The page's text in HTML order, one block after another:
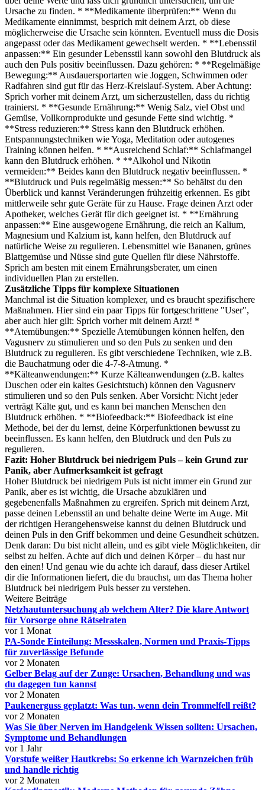
Ursache zu finden. * **Medikamente überprüfen:** Wenn du
Medikamente einnimmst, besprich mit deinem Arzt, ob diese
möglicherweise die Ursache sein könnten. Eventuell muss die Dosis
angepasst oder das Medikament gewechselt werden. * **Lebensstil
anpassen:** Ein gesunder Lebensstil kann sowohl den Blutdruck als
auch den Puls positiv beeinflussen. Dazu gehören: * **Regelmäßige
Bewegung:** Ausdauersportarten wie Joggen, Schwimmen oder
Radfahren sind gut für das Herz-Kreislauf-System. Aber Achtung:
Sprich vorher mit deinem Arzt, um sicherzustellen, dass du richtig
trainierst. * **Gesunde Ernährung:** Wenig Salz, viel Obst und
Gemüse, Vollkornprodukte und gesunde Fette sind wichtig. *
**Stress reduzieren:** Stress kann den Blutdruck erhöhen.
Entspannungstechniken wie Yoga, Meditation oder autogenes
Training können helfen. * **Ausreichend Schlaf:** Schlafmangel
kann den Blutdruck erhöhen. * **Alkohol und Nikotin
vermeiden:** Beides kann den Blutdruck negativ beeinflussen. *
**Blutdruck und Puls regelmäßig messen:** So behältst du den
Überblick und kannst Veränderungen frühzeitig erkennen. Es gibt
mittlerweile sehr gute Geräte für zu Hause. Frage deinen Arzt oder
Apotheker, welches Gerät für dich geeignet ist. * **Ernährung
anpassen:** Eine ausgewogene Ernährung, die reich an Kalium,
Magnesium und Kalzium ist, kann helfen, den Blutdruck auf
natürliche Weise zu regulieren. Lebensmittel wie Bananen, grünes
Blattgemüse und Nüsse sind gute Quellen für diese Nährstoffe.
Sprich am besten mit einem Ernährungsberater, um einen
individuellen Plan zu erstellen.
Zusätzliche Tipps für komplexe Situationen
Manchmal ist die Situation komplexer, und es braucht spezifischere
Maßnahmen. Hier sind ein paar Tipps für fortgeschrittene "User",
aber auch hier gilt: Sprich vorher mit deinem Arzt! *
**Atemübungen:** Spezielle Atemübungen können helfen, den
Vagusnerv zu stimulieren und so den Puls zu senken und den
Blutdruck zu regulieren. Es gibt verschiedene Techniken, wie z.B.
die Bauchatmung oder die 4-7-8-Atmung. *
**Kälteanwendungen:** Kurze Kälteanwendungen (z.B. kaltes
Duschen oder ein kaltes Gesichtstuch) können den Vagusnerv
stimulieren und so den Puls senken. Aber Vorsicht: Nicht jeder
verträgt Kälte gut, und es kann bei manchen Menschen den
Blutdruck erhöhen. * **Biofeedback:** Biofeedback ist eine
Methode, bei der du lernst, deine Körperfunktionen bewusst zu
beeinflussen. Es kann helfen, den Blutdruck und den Puls zu
regulieren.
Fazit: Hoher Blutdruck bei niedrigem Puls – kein Grund zur
Panik, aber Aufmerksamkeit ist gefragt
Hoher Blutdruck bei niedrigem Puls ist nicht immer ein Grund zur
Panik, aber es ist wichtig, die Ursache abzuklären und
gegebenenfalls Maßnahmen zu ergreifen. Sprich mit deinem Arzt,
passe deinen Lebensstil an und behalte deine Werte im Auge. Mit
der richtigen Herangehensweise kannst du deinen Blutdruck und
deinen Puls in den Griff bekommen und deine Gesundheit schützen.
Denk daran: Du bist nicht allein, und es gibt viele Möglichkeiten, dir
selbst zu helfen. Achte auf dich und deinen Körper – du hast nur
den einen! Und genau wie du achte ich darauf, dass dieser Artikel
dir die Informationen liefert, die du brauchst, um das Thema hoher
Blutdruck bei niedrigem Puls besser zu verstehen.
Weitere Beiträge
Netzhautuntersuchung ab welchem Alter? Die klare Antwort
für Vorsorge ohne Rätselraten
vor 1 Monat
PA‑Sonde Einteilung: Messskalen, Normen und Praxis‑Tipps
für zuverlässige Befunde
vor 2 Monaten
Gelber Belag auf der Zunge: Ursachen, Behandlung und was
du dagegen tun kannst
vor 2 Monaten
Paukenerguss geplatzt: Was tun, wenn dein Trommelfell reißt?
vor 2 Monaten
Was Sie über Nerven im Handgelenk Wissen sollten: Ursachen,
Symptome und Behandlungen
vor 1 Jahr
Vorstufe weißer Hautkrebs: So erkenne ich Warnzeichen früh
und handle richtig
vor 2 Monaten